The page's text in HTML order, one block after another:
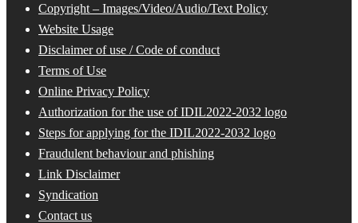
Copyright – Images/Video/Audio/Text Policy
Website Usage
Disclaimer of use / Code of conduct
Terms of Use
Online Privacy Policy
Authorization for the use of IDIL2022-2032 logo
Steps for applying for the IDIL2022-2032 logo
Fraudulent behaviour and phishing
Link Disclaimer
Syndication
Contact us